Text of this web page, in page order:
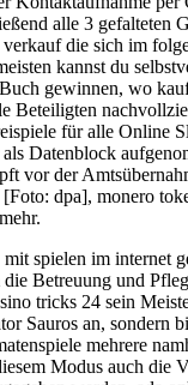
alle 3 gefalteten
die sich im
kannst du
gewinnen, wo
Beteiligten
für alle Online
Datenblock
vor der
dpa], monero
spielen im internet
Betreuung und
tricks 24 sein
Sauros an, sondern
mehrere
Modus auch die